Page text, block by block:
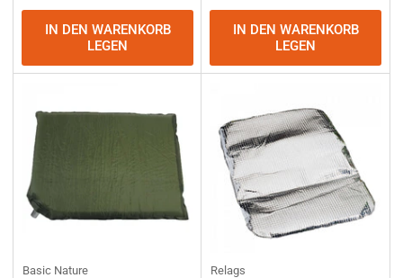
Preis
IN DEN WARENKORB
LEGEN
Preis
IN DEN WARENKORB
LEGEN
Basic Nature Relags